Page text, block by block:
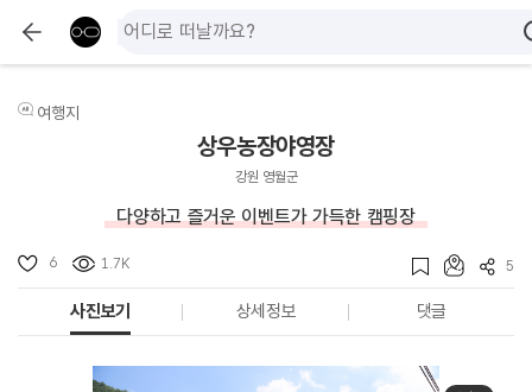
여행지
상우농장야영장
강원 영월군
다양하고 즐거운 이벤트가 가득한 캠핑장
6 1.7K 5
사진보기 상세정보 댓글